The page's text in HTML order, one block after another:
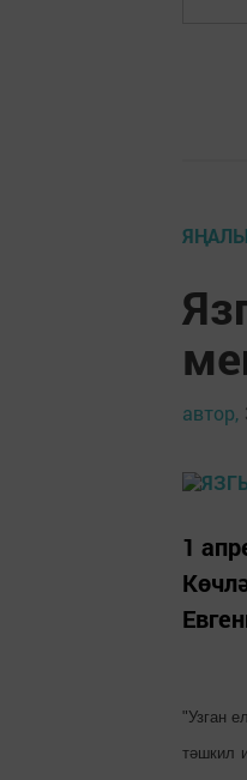
автор,
1
"Узган
тәшкил